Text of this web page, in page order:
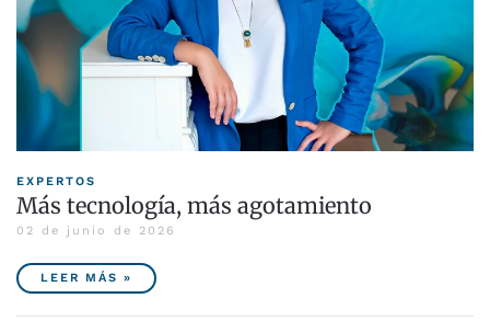
EXPERTOS
Más tecnología, más agotamiento
02 de junio de 2026
LEER MÁS »